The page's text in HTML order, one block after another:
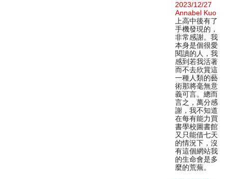
2023/12/27
Annabel Kuo
上高中後有了
手機發現的，
非常感謝。我
本身是個很愛
閱讀的人，我
感到若我活著
而不去欣賞這
一種人類的藝
術那將毫無意
義可言。總而
言之，萬分感
謝，我不知道
在每有能力買
書學校圖書館
又只能借七天
的情況下，沒
有這個網站我
的生命會是多
麼的荒蕪。